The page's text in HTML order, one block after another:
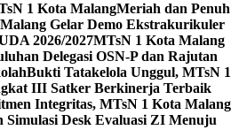
1 Kota MalangMeriah dan Penuh
Gelar Demo Ekstrakurikuler
2026/2027MTsN 1 Kota Malang
Delegasi OSN-P dan Rajutan
Bukti Tatakelola Unggul, MTsN 1
III Satker Berkinerja Terbaik
Integritas, MTsN 1 Kota Malang
Simulasi Desk Evaluasi ZI Menuju